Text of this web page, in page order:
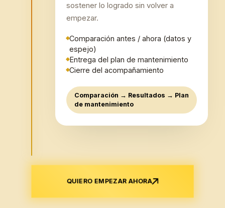
sostener lo logrado sin volver a
empezar.
Comparación antes / ahora (datos y
espejo)
Entrega del plan de mantenimiento
Cierre del acompañamiento
Comparación → Resultados → Plan
de mantenimiento
QUIERO EMPEZAR AHORA